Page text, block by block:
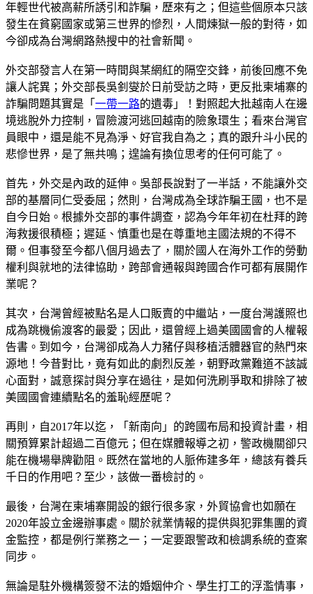
年輕世代被高薪所誘引和詐騙，歷來有之；但這些個原本只該
發生在貧窮國家或第三世界的慘烈，人間煉獄一般的對待，如
今卻成為台灣網路熱搜中的社會新聞。
外交部發言人在第一時間與某網紅的隔空交鋒，前後回應不免
讓人詫異；外交部長吳釗燮於日前受訪之時，更反批柬埔寨的
詐騙問題其實是「 一帶一路的遺毒」！對照起大批越南人在邊
境逃脫外力控制，冒險渡河逃回越南的險象環生；看來台灣官
員眼中，還是能不見為淨、好官我自為之；真的跟升斗小民的
悲慘世界，是了無共鳴；遑論有換位思考的任何可能了。
首先，外交是內政的延伸。吳部長說對了一半話，不能讓外交
部的基層同仁受委屈；然則，台灣成為全球詐騙王國，也不是
自今日始。根據外交部的事件調查，認為今年年初在杜拜的跨
海救援很積極；遲延、慎重也是在尊重地主國法規的不得不
爾。但事發至今都八個月過去了，關於國人在海外工作的勞動
權利與就地的法律協助，跨部會通報與跨國合作可都有展開作
業呢？
其次，台灣曾經被點名是人口販賣的中繼站，一度台灣護照也
成為跳機偷渡客的最愛；因此，還曾經上過美國國會的人權報
告書。到如今，台灣卻成為人力豬仔與移植活體器官的熱門來
源地！今昔對比，竟有如此的劇烈反差，朝野政黨難道不該誠
心面對，誠意探討與分享在過往，是如何洗刷爭取和排除了被
美國國會連續點名的羞恥經歷呢？
再則，自2017年以迄，「新南向」的跨國布局和投資計畫，相
關預算累計超過二百億元；但在媒體報導之初，警政機關卻只
能在機場舉牌勸阻。既然在當地的人脈佈建多年，總該有養兵
千日的作用吧？至少，該做一番檢討的。
最後，台灣在柬埔寨開設的銀行很多家，外貿協會也如願在
2020年設立金邊辦事處。關於就業情報的提供與犯罪集團的資
金監控，都是例行業務之一；一定要跟警政和檢調系統的查案
同步。
無論是駐外機構簽發不法的婚姻仲介、學生打工的浮濫情事，